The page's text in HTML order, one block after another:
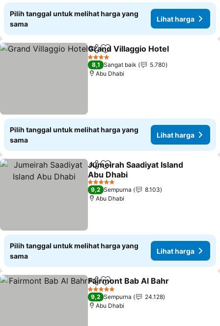
Pilih tanggal untuk melihat harga yang
sama
Lihat harga
BagikanTambahkan ke favorit
Grand Villaggio Hotel
4 Bintang
8,1 Sangat baik
5.780
Abu Dhabi
Pilih tanggal untuk melihat harga yang
sama
Lihat harga
BagikanTambahkan ke favorit
Jumeirah Saadiyat Island
Abu Dhabi
5 Bintang
9,2 Sempurna
8.103
Abu Dhabi
Pilih tanggal untuk melihat harga yang
sama
Lihat harga
BagikanTambahkan ke favorit
Fairmont Bab Al Bahr
5 Bintang
9,2 Sempurna
24.128
Abu Dhabi